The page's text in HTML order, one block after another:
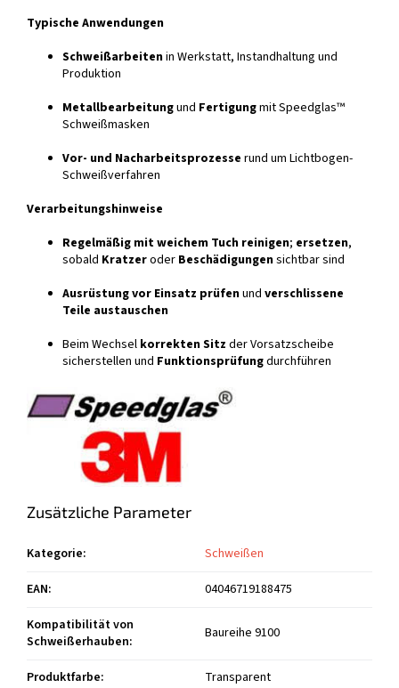
Typische Anwendungen
Schweißarbeitenin Werkstatt, Instandhaltung und
Produktion
Metallbearbeitungund Fertigungmit Speedglas™
Schweißmasken
Vor- und Nacharbeitsprozesse rund um Lichtbogen-
Schweißverfahren
Verarbeitungshinweise
Regelmäßig mit weichem Tuch reinigen; ersetzen,
sobald Kratzeroder Beschädigungensichtbar sind
Ausrüstung vor Einsatz prüfenund verschlissene
Teile austauschen
Beim Wechsel korrekten Sitz der Vorsatzscheibe
sicherstellen und Funktionsprüfungdurchführen
Zusätzliche Parameter
Kategorie:
Schweißen
EAN:
04046719188475
Kompatibilität von
Schweißerhauben: Baureihe 9100
Produktfarbe: Transparent